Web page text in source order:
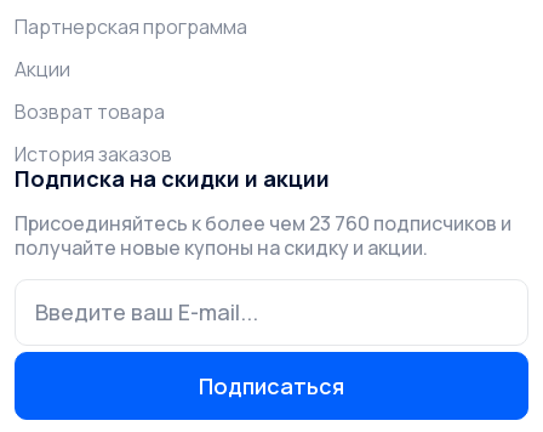
Партнерская программа
Акции
Возврат товара
История заказов
Подписка на скидки и акции
Присоединяйтесь к более чем 23 760 подписчиков и
получайте новые купоны на скидку и акции.
Подписаться